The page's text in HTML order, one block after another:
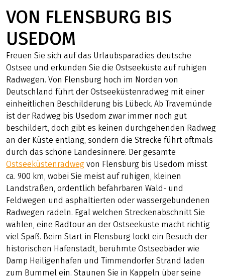
VON FLENSBURG BIS
USEDOM
Freuen Sie sich auf das Urlaubsparadies deutsche
Ostsee und erkunden Sie die Ostseeküste auf ruhigen
Radwegen. Von Flensburg hoch im Norden von
Deutschland führt der Ostseeküstenradweg mit einer
einheitlichen Beschilderung bis Lübeck. Ab Travemünde
ist der Radweg bis Usedom zwar immer noch gut
beschildert, doch gibt es keinen durchgehenden Radweg
an der Küste entlang, sondern die Strecke führt oftmals
durch das schöne Landesinnere. Der gesamte
Ostseeküstenradweg von Flensburg bis Usedom misst
ca. 900 km, wobei Sie meist auf ruhigen, kleinen
Landstraßen, ordentlich befahrbaren Wald- und
Feldwegen und asphaltierten oder wassergebundenen
Radwegen radeln. Egal welchen Streckenabschnitt Sie
wählen, eine Radtour an der Ostseeküste macht richtig
viel Spaß. Beim Start in Flensburg lockt ein Besuch der
historischen Hafenstadt, berühmte Ostseebäder wie
Damp Heiligenhafen und Timmendorfer Strand laden
zum Bummel ein. Staunen Sie in Kappeln über seine